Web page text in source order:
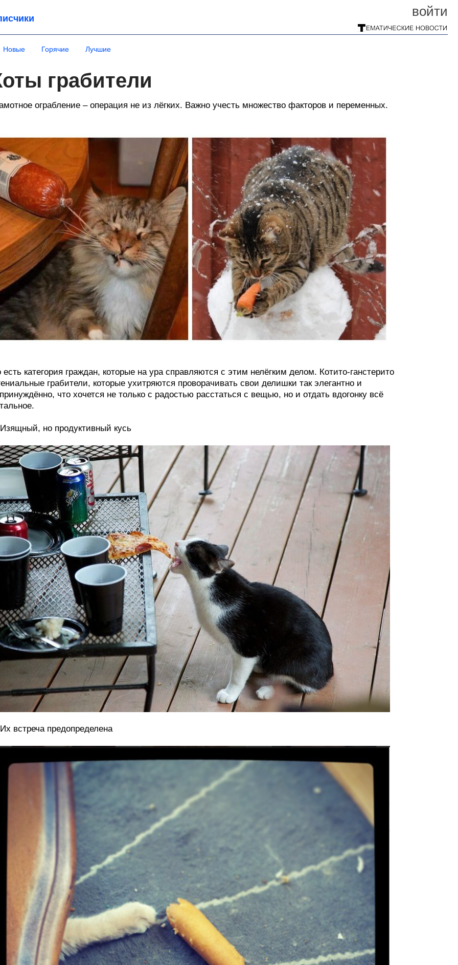
войти
Новые Горячие Лучшие
грабители
ограбление – операция не из лёгких. Важно учесть множество факторов и переменных.
есть категория граждан, которые на ура справляются с этим нелёгким делом. Котито-ганстерито
грабители, которые ухитряются проворачивать свои делишки так элегантно и
что хочется не только с радостью расстаться с вещью, но и отдать вдогонку всё
но продуктивный кусь
встреча предопределена